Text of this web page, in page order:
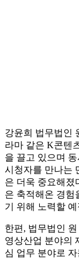
강윤희 법무법인
라마 같은 K콘텐
을 끌고 있으며
시청자를 만나는
은 더욱 중요해졌
은 축적해온 경험
기 위해 노력할
한편, 법무법인
영상산업 분야의
심 업무 분야로